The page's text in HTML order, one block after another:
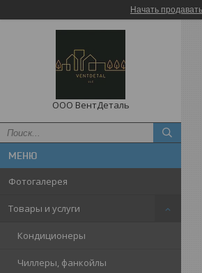
Начать
ООО ВентДеталь
Фотогалерея
Товары и услуги
Кондиционеры
Чиллеры, фанкойлы